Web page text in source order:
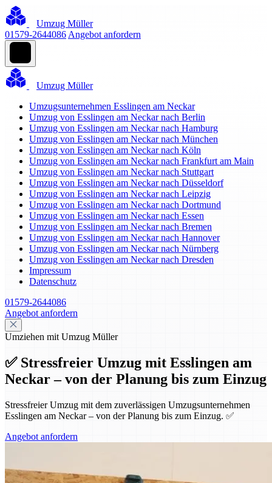
Umzug Müller
01579-2644086 Angebot anfordern
Umzug Müller
Umzugsunternehmen Esslingen am Neckar
Umzug von Esslingen am Neckar nach Berlin
Umzug von Esslingen am Neckar nach Hamburg
Umzug von Esslingen am Neckar nach München
Umzug von Esslingen am Neckar nach Köln
Umzug von Esslingen am Neckar nach Frankfurt am Main
Umzug von Esslingen am Neckar nach Stuttgart
Umzug von Esslingen am Neckar nach Düsseldorf
Umzug von Esslingen am Neckar nach Leipzig
Umzug von Esslingen am Neckar nach Dortmund
Umzug von Esslingen am Neckar nach Essen
Umzug von Esslingen am Neckar nach Bremen
Umzug von Esslingen am Neckar nach Hannover
Umzug von Esslingen am Neckar nach Nürnberg
Umzug von Esslingen am Neckar nach Dresden
Impressum
Datenschutz
01579-2644086
Angebot anfordern
Umziehen mit Umzug Müller
✅ Stressfreier Umzug mit Esslingen am
Neckar – von der Planung bis zum Einzug
Stressfreier Umzug mit dem zuverlässigen Umzugsunternehmen
Esslingen am Neckar – von der Planung bis zum Einzug. ✅
Angebot anfordern